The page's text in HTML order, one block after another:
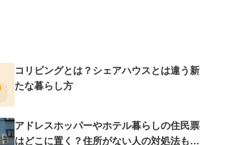
コリビングとは？シェアハウスとは違う新
たな暮らし方
アドレスホッパーやホテル暮らしの住民票
はどこに置く？住所がない人の対処法も紹